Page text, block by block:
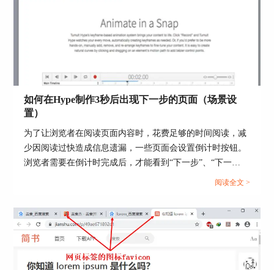
图4：添加图片
宽度调整为200px。在“排列”菜单中选择“对齐”，
然后先后选择“居中”和“中等”，使三张图片对齐叠
放。最后把三张图片移至场景中心。
图5：对齐图片
如何在Hype制作3秒后出现下一步的页面（场景设
置）
为了让浏览者在阅读页面内容时，花费足够的时间阅读，减
少因阅读过快造成信息遗漏，一些页面会设置倒计时按钮。
浏览者需要在倒计时完成后，才能看到“下一步”、“下一
阅读全文 >